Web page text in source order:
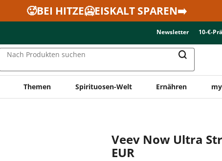
🥵BEI HITZE🥶EISKALT SPAREN➡️
Newsletter 10-€-
Nach Produkten suchen
Themen Spirituosen-Welt Ernähren
Veev Now Ultra
EUR